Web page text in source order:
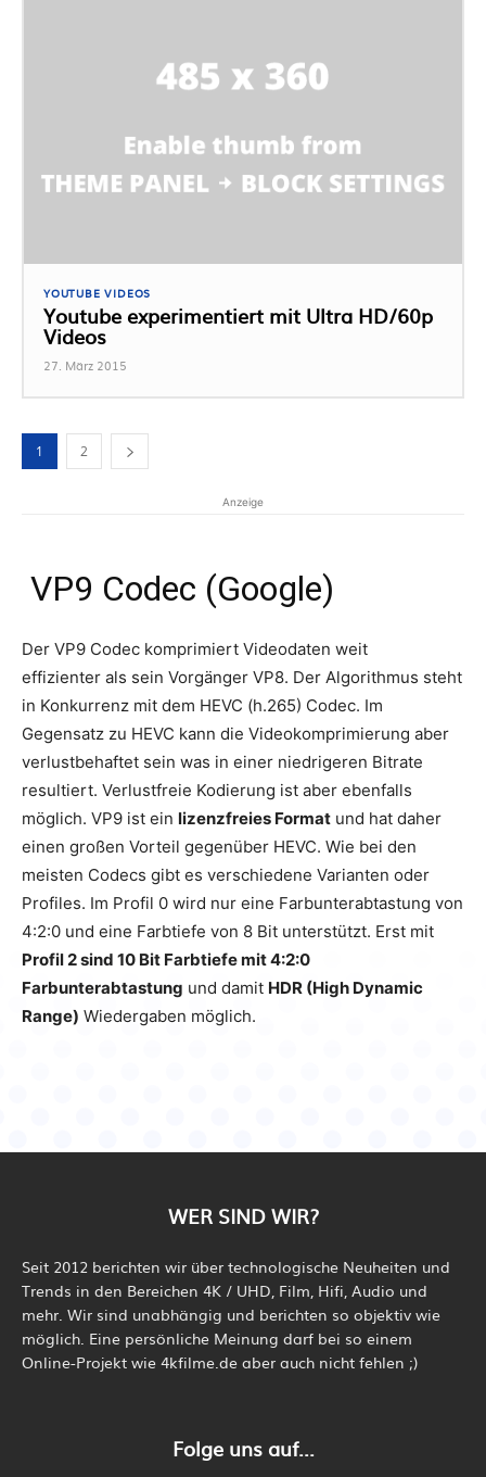
YOUTUBE VIDEOS
Youtube experimentiert mit Ultra HD/60p
Videos
27. März 2015
1 2
Anzeige
VP9 Codec (Google)
Der VP9 Codec komprimiert Videodaten weit
effizienter als sein Vorgänger VP8. Der Algorithmus steht
in Konkurrenz mit dem HEVC (h.265) Codec. Im
Gegensatz zu HEVC kann die Videokomprimierung aber
verlustbehaftet sein was in einer niedrigeren Bitrate
resultiert. Verlustfreie Kodierung ist aber ebenfalls
möglich. VP9 ist ein lizenzfreies Format und hat daher
einen großen Vorteil gegenüber HEVC. Wie bei den
meisten Codecs gibt es verschiedene Varianten oder
Profiles. Im Profil 0 wird nur eine Farbunterabtastung von
4:2:0 und eine Farbtiefe von 8 Bit unterstützt. Erst mit
Profil 2 sind 10 Bit Farbtiefe mit 4:2:0
Farbunterabtastung und damit HDR (High Dynamic
Range) Wiedergaben möglich.
WER SIND WIR?
Seit 2012 berichten wir über technologische Neuheiten und
Trends in den Bereichen 4K / UHD, Film, Hifi, Audio und
mehr. Wir sind unabhängig und berichten so objektiv wie
möglich. Eine persönliche Meinung darf bei so einem
Online-Projekt wie 4kfilme.de aber auch nicht fehlen ;)
Folge uns auf...